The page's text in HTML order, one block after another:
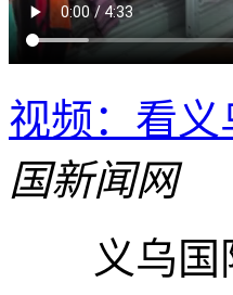
视频：看义
国新闻网
义乌国际